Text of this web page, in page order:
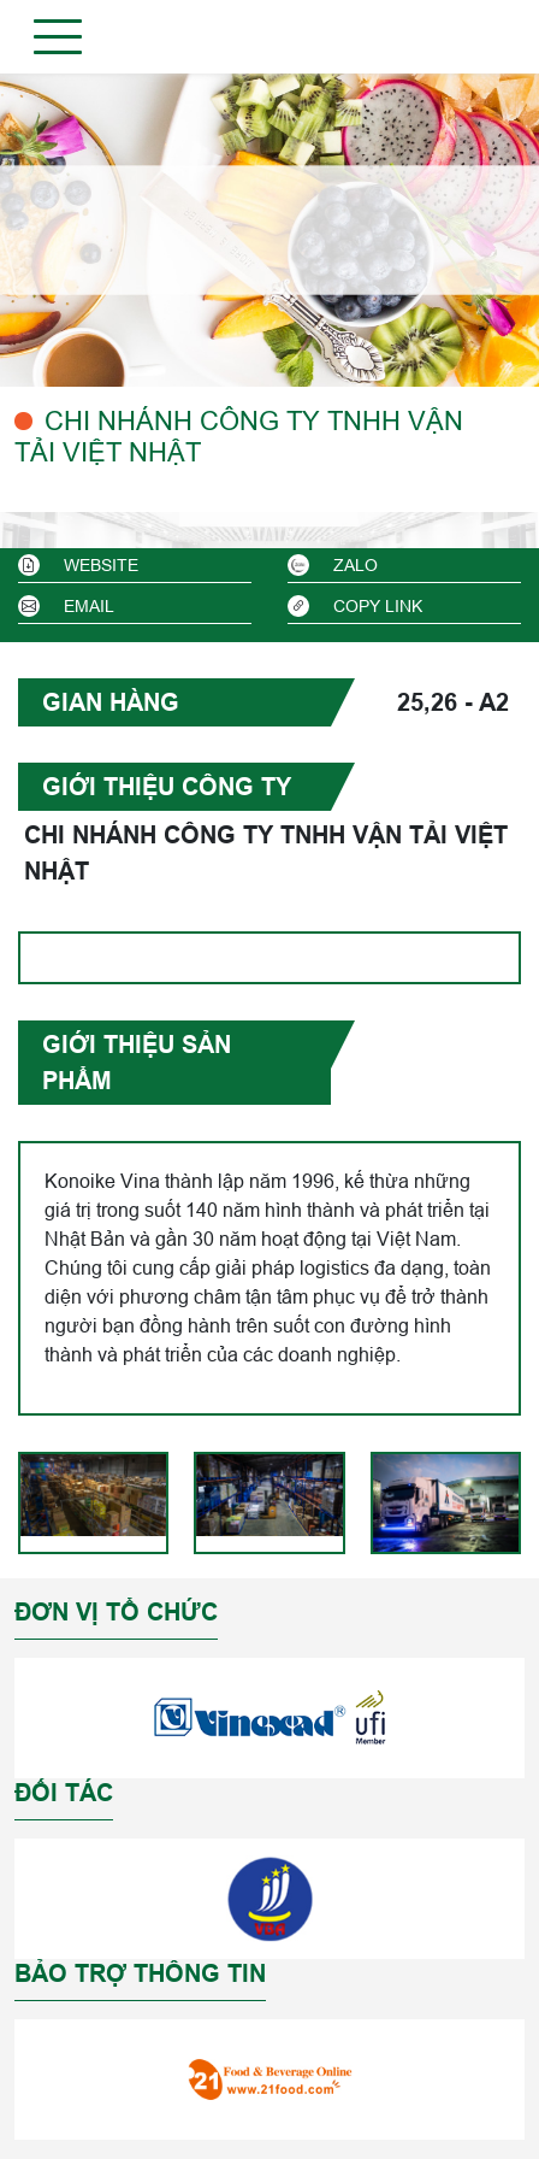
CHI NHÁNH CÔNG TY TNHH VẬN
TẢI VIỆT NHẬT
WEBSITE ZALO
EMAIL COPY LINK
GIAN HÀNG 25,26 - A2
GIỚI THIỆU CÔNG TY
CHI NHÁNH CÔNG TY TNHH VẬN TẢI VIỆT
NHẬT
GIỚI THIỆU SẢN
PHẨM
Konoike Vina thành lập năm 1996, kế thừa những
giá trị trong suốt 140 năm hình thành và phát triển tại
Nhật Bản và gần 30 năm hoạt động tại Việt Nam.
Chúng tôi cung cấp giải pháp logistics đa dạng, toàn
diện với phương châm tận tâm phục vụ để trở thành
người bạn đồng hành trên suốt con đường hình
thành và phát triển của các doanh nghiệp.
ĐƠN VỊ TỔ CHỨC
ĐỐI TÁC
BẢO TRỢ THÔNG TIN